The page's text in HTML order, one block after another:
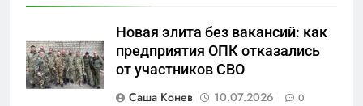
Новая элита без вакансий: как
предприятия ОПК отказались
от участников СВО
Саша Конев
10.07.2026 0
Что происходит в
калининградском анклаве:
военные изымают спирт «для
защиты Отечества»
САНКТ-ПЕТЕРБУРГ И ОБЛАСТЬ